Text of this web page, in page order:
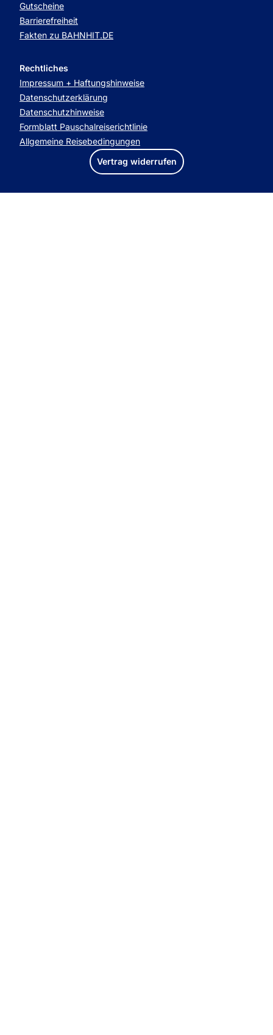
Gutscheine
Barrierefreiheit
Fakten zu BAHNHIT.DE
Rechtliches
Impressum + Haftungshinweise
Datenschutzerklärung
Datenschutzhinweise
Formblatt Pauschalreiserichtlinie
Allgemeine Reisebedingungen
Vertrag widerrufen